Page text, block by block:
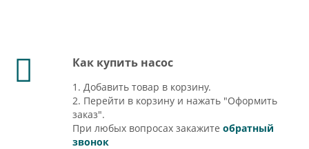
Как купить насос
1. Добавить товар в корзину.
2. Перейти в корзину и нажать "Оформить
заказ".
При любых вопросах закажите обратный
звонок